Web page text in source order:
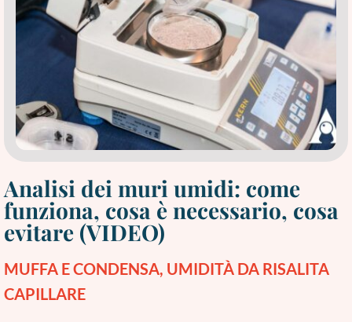
(2025)
Analisi dei muri umidi: come
funziona, cosa è necessario, cosa
evitare (VIDEO)
MUFFA E CONDENSA, UMIDITÀ DA RISALITA
CAPILLARE